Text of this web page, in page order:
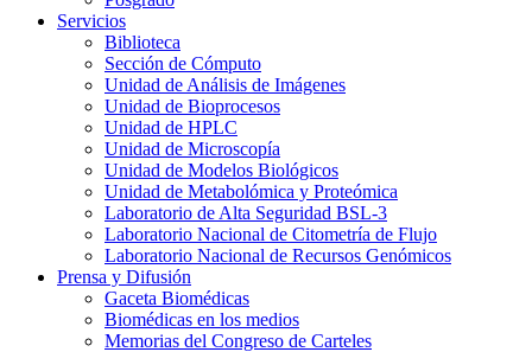
Servicios
Biblioteca
Sección de Cómputo
Unidad de Análisis de Imágenes
Unidad de Bioprocesos
Unidad de HPLC
Unidad de Microscopía
Unidad de Modelos Biológicos
Unidad de Metabolómica y Proteómica
Laboratorio de Alta Seguridad BSL-3
Laboratorio Nacional de Citometría de Flujo
Laboratorio Nacional de Recursos Genómicos
Prensa y Difusión
Gaceta Biomédicas
Biomédicas en los medios
Memorias del Congreso de Carteles